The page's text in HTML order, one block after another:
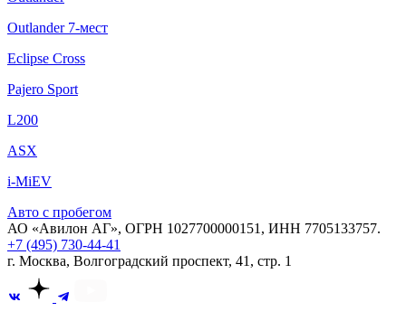
Outlander 7-мест
Eclipse Cross
Pajero Sport
L200
ASX
i-MiEV
Авто с пробегом
АО «Авилон АГ», ОГРН 1027700000151, ИНН 7705133757.
+7 (495) 730-44-41
г. Москва, Волгоградский проспект, 41, стр. 1